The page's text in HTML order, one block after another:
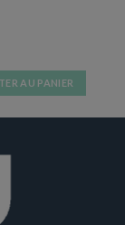
AU PANIER